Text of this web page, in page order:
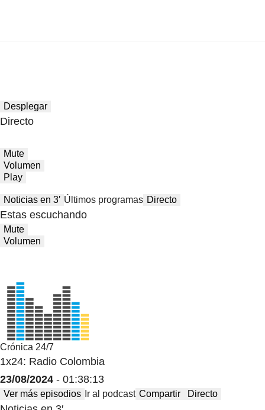
Desplegar
Directo
Mute
Volumen
Play
Noticias en 3′ Últimos programas Directo
Estas escuchando
Mute
Volumen
Crónica 24/7
1x24: Radio Colombia
23/08/2024 - 01:38:13
Ver más episodios Ir al podcast Compartir Directo